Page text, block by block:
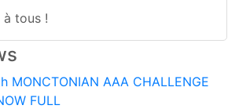
tous !
MONCTONIAN AAA CHALLENGE
FULL